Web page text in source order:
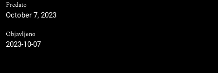
Predato
October 7, 2023
Objavljeno
2023-10-07